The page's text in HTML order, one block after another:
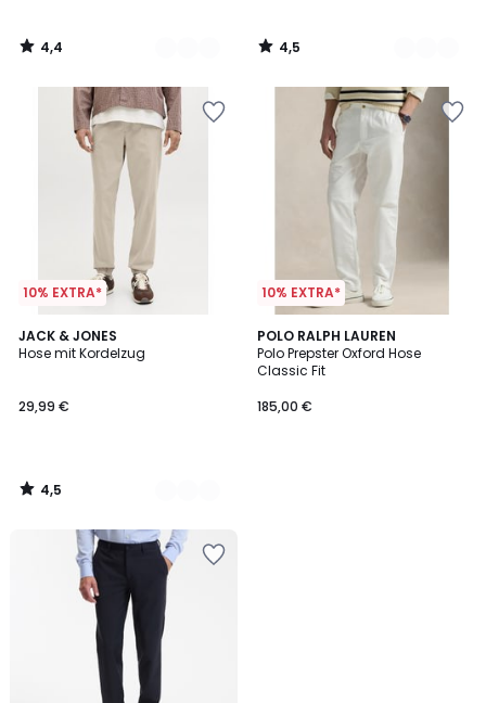
4,4
/
4,5
/
10% EXTRA*
JACK & JONES
Hose mit Kordelzug
29,99 €
4,5
/ 5
2
Farben
4,5
/
10% EXTRA*
POLO RALPH LAUREN
Polo Prepster Oxford Hose
Classic Fit
185,00 €